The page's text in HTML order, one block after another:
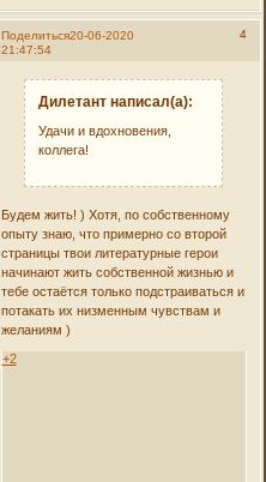
Поделиться 4
20-06-2020
21:47:54
Дилетант написал(а):
Удачи и вдохновения,
коллега!
Будем жить! ) Хотя, по собственному
опыту знаю, что примерно со второй
страницы твои литературные герои
начинают жить собственной жизнью и
тебе остаётся только подстраиваться и
потакать их низменным чувствам и
желаниям )
+2